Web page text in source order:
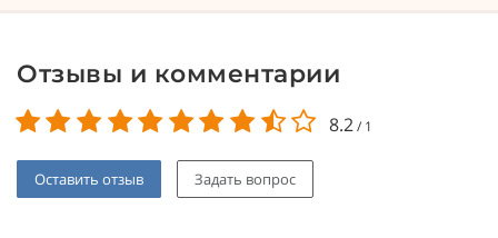
Отзывы и комментарии
8.2/ 1
Оставить отзыв Задать вопрос